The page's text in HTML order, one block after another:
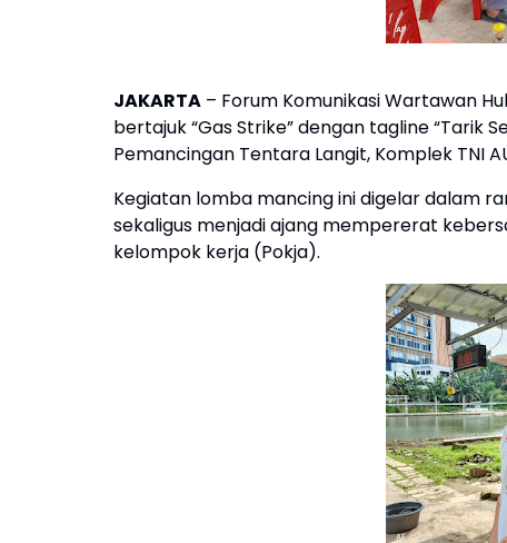
JAKARTA – Forum Komunikasi Wartawan
bertajuk “Gas Strike” dengan tagline “Tarik
Pemancingan Tentara Langit, Komplek TNI
Kegiatan lomba mancing ini digelar dalam
sekaligus menjadi ajang mempererat
kelompok kerja (Pokja).